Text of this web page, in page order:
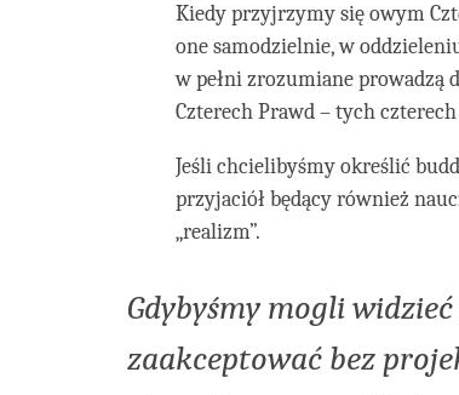
Kiedy przyjrzymy się owym
one samodzielnie, w
w pełni zrozumiane prowadzą
Czterech Prawd – tych
Jeśli chcielibyśmy określić
przyjaciół będący również
„realizm”.
Gdybyśmy mogli
zaakceptować bez